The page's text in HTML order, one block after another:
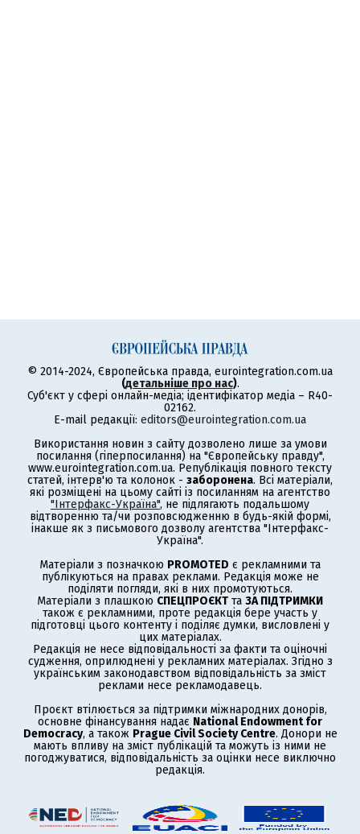
© 2014-2024, Європейська правда, eurointegration.com.ua
(детальніше про нас).
Суб'єкт у сфері онлайн-медіа; ідентифікатор медіа – R40-
02162.
E-mail редакції: editors@eurointegration.com.ua
Використання новин з сайту дозволено лише за умови
посилання (гіперпосилання) на "Європейську правду",
www.eurointegration.com.ua. Републікація повного тексту
статей, інтерв'ю та колонок - заборонена. Всі матеріали,
які розміщені на цьому сайті із посиланням на агентство
"Інтерфакс-Україна", не підлягають подальшому
відтворенню та/чи розповсюдженню в будь-якій формі,
інакше як з письмового дозволу агентства "Інтерфакс-
Україна".
Матеріали з позначкою PROMOTED є рекламними та
публікуються на правах реклами. Редакція може не
поділяти погляди, які в них промотуються.
Матеріали з плашкою СПЕЦПРОЄКТ та ЗА ПІДТРИМКИ
також є рекламними, проте редакція бере участь у
підготовці цього контенту і поділяє думки, висловлені у
цих матеріалах.
Редакція не несе відповідальності за факти та оціночні
судження, оприлюднені у рекламних матеріалах. Згідно з
українським законодавством відповідальність за зміст
реклами несе рекламодавець.
Проєкт втілюється за підтримки міжнародних донорів,
основне фінансування надає National Endowment for
Democracy, а також Prague Civil Society Centre. Донори не
мають впливу на зміст публікацій та можуть із ними не
погоджуватися, відповідальність за оцінки несе виключно
редакція.